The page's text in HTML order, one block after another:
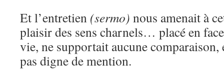
Et l’entretien (sermo) nous amenait à
plaisir des sens charnels… placé en
vie, ne supportait aucune comparaison,
pas digne de mention.